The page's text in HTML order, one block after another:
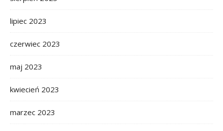
lipiec 2023
czerwiec 2023
maj 2023
kwiecień 2023
marzec 2023